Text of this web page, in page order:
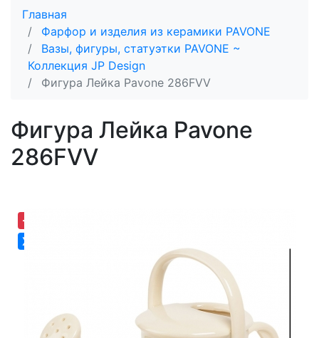
Главная
Фарфор и изделия из керамики PAVONE
Вазы, фигуры, статуэтки PAVONE ~
Коллекция JP Design
Фигура Лейка Pavone 286FVV
Фигура Лейка Pavone
286FVV
-30,64%
Хит